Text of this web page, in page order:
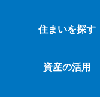
住まいを探す
資産の活用